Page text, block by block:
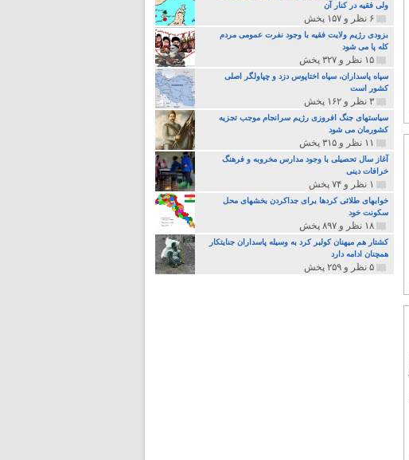
ولی فقیه در کنار آن
۶ نظر و ۱۵۷ پخش
بزودی رژیم ولایت فقیه با وجود نفرت عمومی مردم
کله پا می شود
۱۵ نظر و ۳۲۷ پخش
سپاه پاسداران، سپاه اختاپوس دزد و چپاولگر اصلی
کشور است
۳ نظر و ۱۶۲ پخش
سیاستهای جنگ افروزی رژیم سرانجام موجب تجزیه
کشورمان می شود
۱۱ نظر و ۳۱۵ پخش
آغاز سال تحصیلی با وجود مدارس مخروبه و فرهنگ
خرافات دینی
۱ نظر و ۷۴ پخش
خوابهای طلائی کردها برای جداکردن بخشهای محل
سکونت خود
۱۸ نظر و ۸۹۷ پخش
کشتار هم میهنان کولبر کرد به وسیله پاسداران جنایتکار
همچنان ادامه دارد
۵ نظر و ۲۵۹ پخش